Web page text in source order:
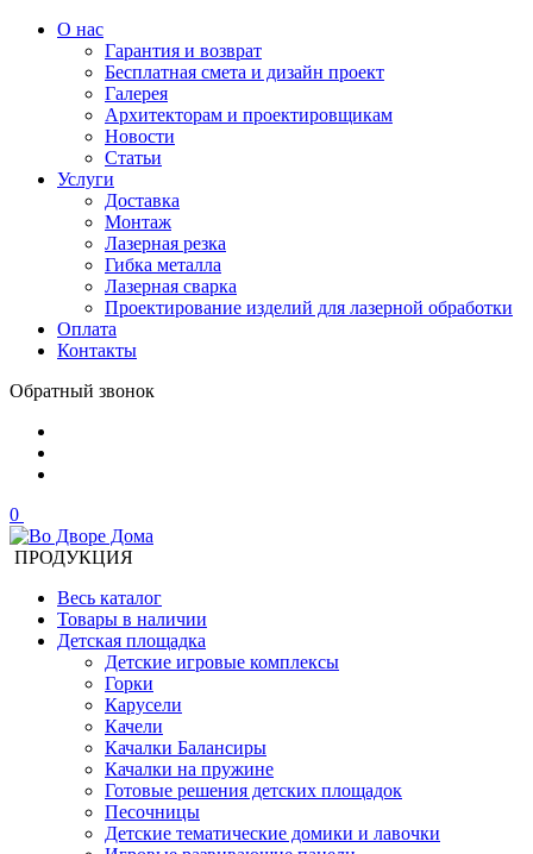
О нас
Гарантия и возврат
Бесплатная смета и дизайн проект
Галерея
Архитекторам и проектировщикам
Новости
Статьи
Услуги
Доставка
Монтаж
Лазерная резка
Гибка металла
Лазерная сварка
Проектирование изделий для лазерной обработки
Оплата
Контакты
Обратный звонок
0
ПРОДУКЦИЯ
Весь каталог
Товары в наличии
Детская площадка
Детские игровые комплексы
Горки
Карусели
Качели
Качалки Балансиры
Качалки на пружине
Готовые решения детских площадок
Песочницы
Детские тематические домики и лавочки